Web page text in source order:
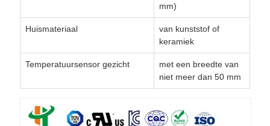
mm)
Huismateriaal
van kunststof of
keramiek
Temperatuursensor gezicht
met een breedte van
niet meer dan 50 mm